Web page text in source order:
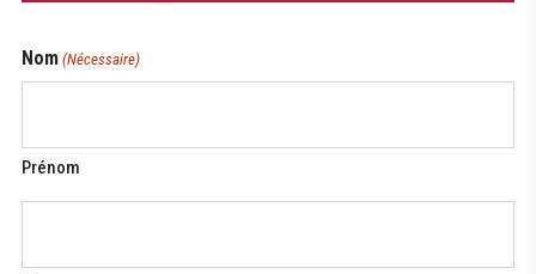
femme
régulière)
Nom (Nécessaire)
Prénom